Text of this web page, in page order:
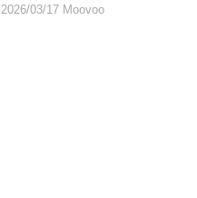
2026/03/17 Moovoo